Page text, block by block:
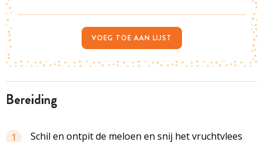
bereiding
1 Schil en ontpit de meloen en snij het vruchtvlees
VOEG TOE AAN LIJST